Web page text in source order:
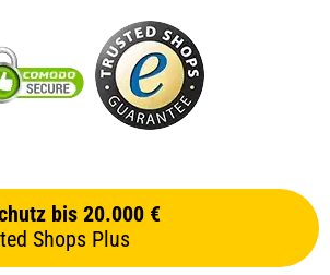
bis 20.000 €
Shops Plus